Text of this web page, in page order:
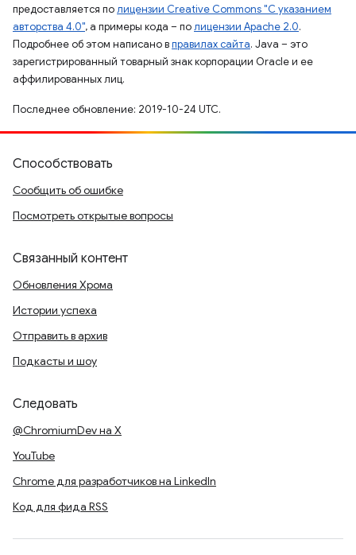
предоставляется полицензии Creative Commons "С указанием
авторства 4.0", а примеры кода – полицензии Apache 2.0.
Подробнее об этом написано вправилах сайта. Java – это
зарегистрированный товарный знак корпорации Oracle и ее
аффилированных лиц.
Последнее обновление: 2019-10-24 UTC.
Способствовать
Сообщить об ошибке
Посмотреть открытые вопросы
Связанный контент
Обновления Хрома
Истории успеха
Отправить в архив
Подкасты и шоу
Следовать
@ChromiumDev на X
YouTube
Chrome для разработчиков на LinkedIn
Код для фида RSS